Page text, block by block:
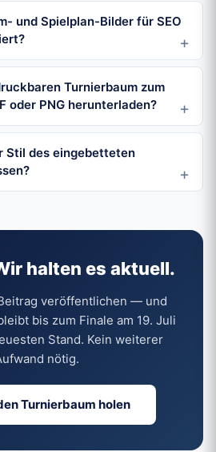
und Spielplan-Bilder für SEO
Turnierbaum zum
oder PNG herunterladen?
Stil des eingebetteten
halten es aktuell.
veröffentlichen — und
bis zum Finale am 19. Juli
Stand. Kein weiterer
nötig.
Turnierbaum holen